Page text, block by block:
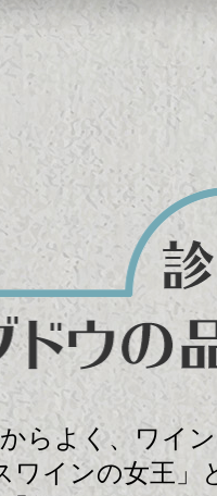
らよく、
ワイ
ワインの女王」